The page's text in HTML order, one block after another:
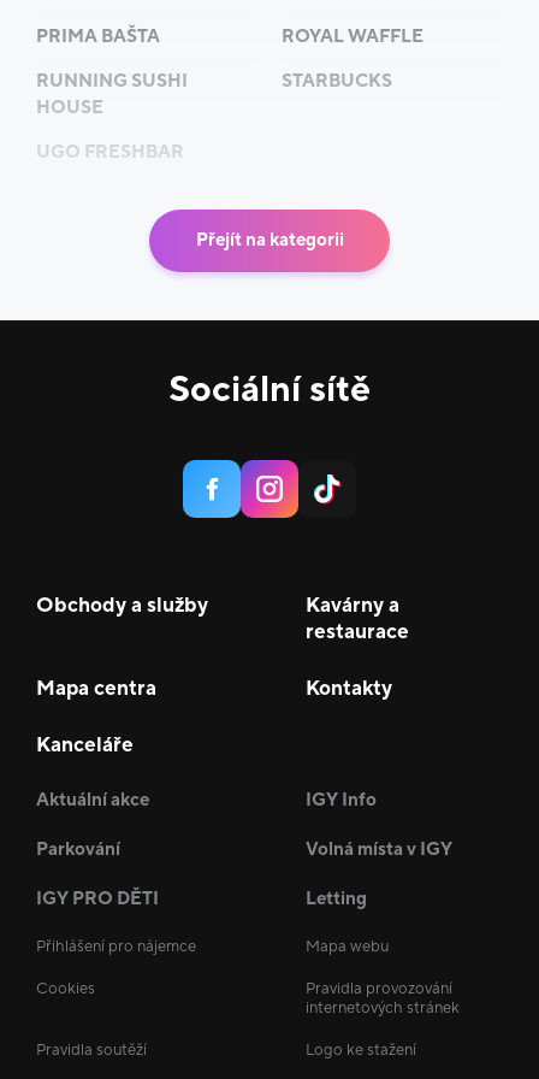
Zastavte se v restauraci
Centrumna pečlivě a rychle podávané gurmánské
lahůdky v lehkém francouzském stylu i vy.
PRIMA BAŠTA
ROYAL WAFFLE
RUNNING SUSHI
HOUSE
STARBUCKS
UGO FRESHBAR
Přejít na kategorii
Sociální sítě
Obchody a služby
Kavárny a
restaurace
Mapa centra Kontakty
Kanceláře
Aktuální akce IGY Info
Parkování Volná místa v IGY
IGY PRO DĚTI Letting
Přihlášení pro nájemce Mapa webu
Cookies
Pravidla provozování
internetových stránek
Pravidla soutěží Logo ke stažení